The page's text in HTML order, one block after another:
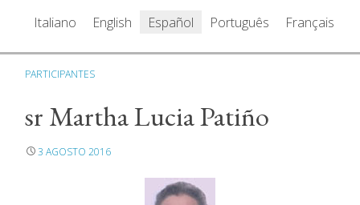
Italiano English Español Português Français
PARTICIPANTES
sr Martha Lucia Patiño
3 AGOSTO 2016